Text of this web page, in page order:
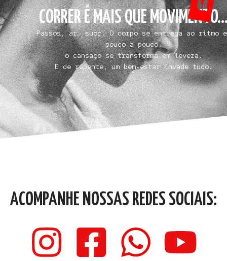
CORRER É MAIS QUE
Passos, ar, suor. O corpo se entrega ao ritmo
pouco a pouco,
o cansaço se transforma em leveza.
E de repente, um bem-estar invade tudo.
ACOMPANHE NOSSAS REDES SOCIAIS: